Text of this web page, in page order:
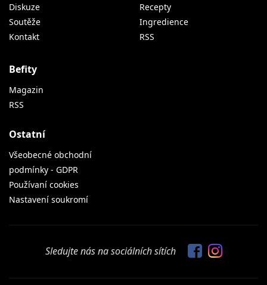
Diskuze
Soutěže
Kontakt
Recepty
Ingredience
RSS
Befity
Magazin
RSS
Ostatní
Všeobecné obchodní
podmínky - GDPR
Používaní cookies
Nastavení soukromí
Sledujte nás na sociálních sítích